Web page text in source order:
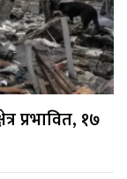
प्रभावित, १७